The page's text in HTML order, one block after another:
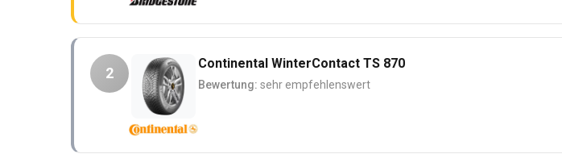
2
Continental WinterContact TS 870
Bewertung: sehr empfehlenswert